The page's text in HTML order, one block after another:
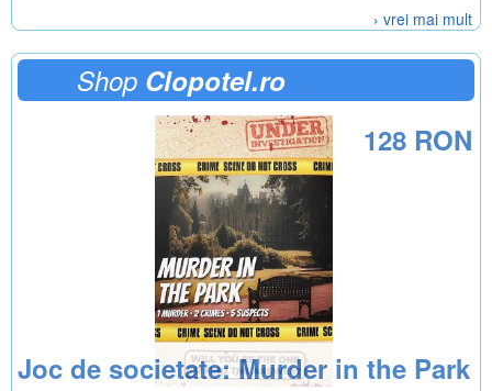
› vrei mai mult
Shop Clopotel.ro
Joc de societate: Murder in the Park
128 RON